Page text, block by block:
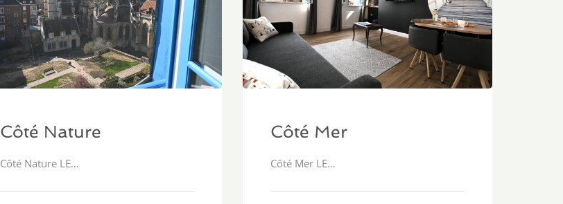
Côté Nature
Côté Nature LE…
Côté Mer
Côté Mer LE…